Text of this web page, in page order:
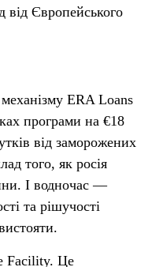
від Європейського
ERA Loans
програми на €18
від заморожених
того, як росія
І водночас —
та рішучості
Facility. Це